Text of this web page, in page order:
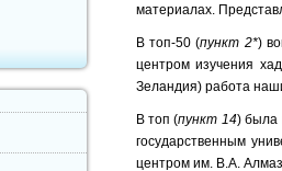
материалах.
В топ-50 (пункт 2*)
центром изучения
Зеландия) работа
В топ (пункт 14) была
государственным
центром им. В.А.